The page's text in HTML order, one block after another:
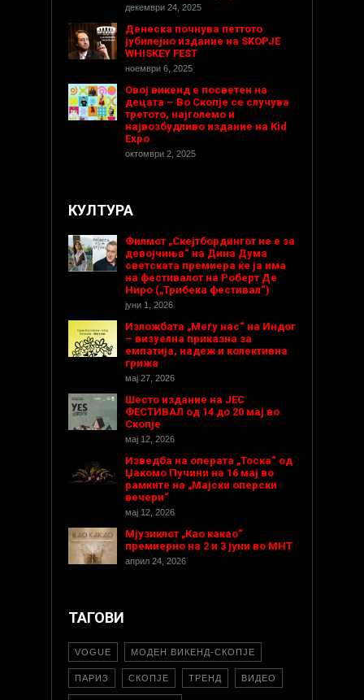
декември 24, 2025
Денеска почнува петтото
јубилејно издание на SKOPJE
WHISKEY FEST
ноември 6, 2025
Овој викенд е посветен на
децата – Во Скопје се случува
третото, најголемо и
највозбудливо издание на Kid
Expo
октомври 2, 2025
КУЛТУРА
Филмот „Скејтбордингот не е за
девојчиња“ на Дина Дума
светската премиера ќе ја има
на фестивалот на Роберт Де
Ниро („Трибека фестивал“)
јуни 1, 2026
Изложбата „Меѓу нас“ на Индог
– визуелна приказна за
емпатија, надеж и колективна
грижа
мај 27, 2026
Шесто издание на ЈЕС
ФЕСТИВАЛ од 14 до 20 мај во
Скопје
мај 12, 2026
Изведба на операта „Тоска“ од
Џакомо Пучини на 16 мај во
рамките на „Мајски оперски
вечери“
мај 12, 2026
Мјузиклот „Као какао“
премиерно на 2 и 3 јуни во МНТ
април 24, 2026
ТАГОВИ
VOGUE МОДЕН ВИКЕНД-СКОПЈЕ
ПАРИЗ СКОПЈЕ ТРЕНД ВИДЕО